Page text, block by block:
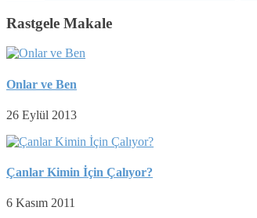
Rastgele Makale
Onlar ve Ben
26 Eylül 2013
Çanlar Kimin İçin Çalıyor?
6 Kasım 2011